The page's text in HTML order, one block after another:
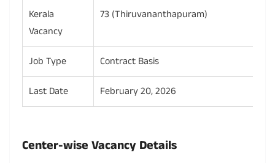
Kerala
Vacancy
73 (Thiruvananthapuram)
Job Type Contract Basis
Last Date February 20, 2026
Center-wise Vacancy Details